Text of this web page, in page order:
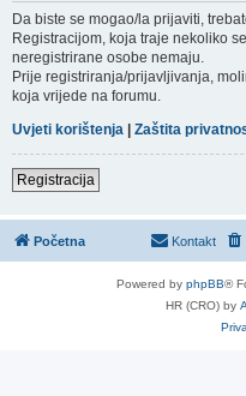
Da biste se mogao/la prijaviti,
Registracijom, koja traje nekoliko
neregistrirane osobe nemaju.
Prije registriranja/prijavljivanja,
koja vrijede na forumu.
Uvjeti korištenja | Zaštita
Registracija
Početna Kontakt
Powered by phpBB®
HR (CRO) by